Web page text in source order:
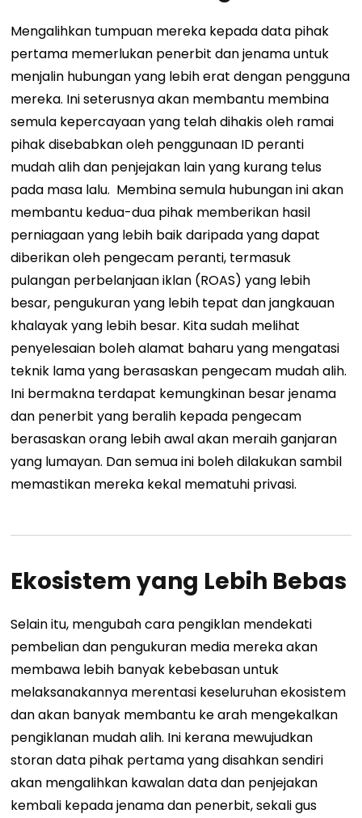
Mengalihkan tumpuan mereka kepada data pihak
pertama memerlukan penerbit dan jenama untuk
menjalin hubungan yang lebih erat dengan pengguna
mereka. Ini seterusnya akan membantu membina
semula kepercayaan yang telah dihakis oleh ramai
pihak disebabkan oleh penggunaan ID peranti
mudah alih dan penjejakan lain yang kurang telus
pada masa lalu. Membina semula hubungan ini akan
membantu kedua-dua pihak memberikan hasil
perniagaan yang lebih baik daripada yang dapat
diberikan oleh pengecam peranti, termasuk
pulangan perbelanjaan iklan (ROAS) yang lebih
besar, pengukuran yang lebih tepat dan jangkauan
khalayak yang lebih besar. Kita sudah melihat
penyelesaian boleh alamat baharu yang mengatasi
teknik lama yang berasaskan pengecam mudah alih.
Ini bermakna terdapat kemungkinan besar jenama
dan penerbit yang beralih kepada pengecam
berasaskan orang lebih awal akan meraih ganjaran
yang lumayan. Dan semua ini boleh dilakukan sambil
memastikan mereka kekal mematuhi privasi.
Ekosistem yang Lebih Bebas
Selain itu, mengubah cara pengiklan mendekati
pembelian dan pengukuran media mereka akan
membawa lebih banyak kebebasan untuk
melaksanakannya merentasi keseluruhan ekosistem
dan akan banyak membantu ke arah mengekalkan
pengiklanan mudah alih. Ini kerana mewujudkan
storan data pihak pertama yang disahkan sendiri
akan mengalihkan kawalan data dan penjejakan
kembali kepada jenama dan penerbit, sekali gus